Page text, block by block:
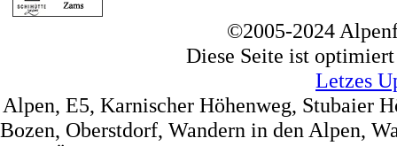
©2005-2024
Diese Seite ist
Letzes
Alpen, E5, Karnischer Höhenweg, Stubaier
Bozen, Oberstdorf, Wandern in den Alpen,